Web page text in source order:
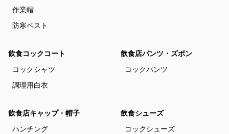
作業帽
防寒ベスト
飲食コックコート
コックシャツ
調理用白衣
飲食店パンツ・ズボン
コックパンツ
飲食店キャップ・帽子
ハンチング
飲食シューズ
コックシューズ